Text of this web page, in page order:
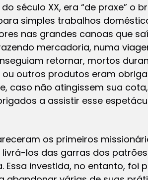
século XX, era “de praxe” o
simples trabalhos
nas grandes canoas que
mercadoria, numa
retornar, mortos
outros produtos eram
caso não atingissem sua
a assistir esse
os primeiros
los das garras dos
Essa investida, no entanto, foi